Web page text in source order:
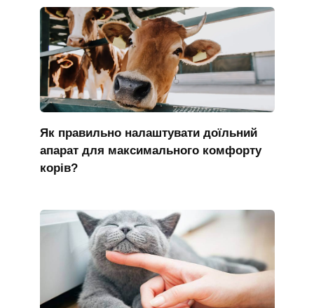
Як правильно налаштувати доїльний
апарат для максимального комфорту
корів?